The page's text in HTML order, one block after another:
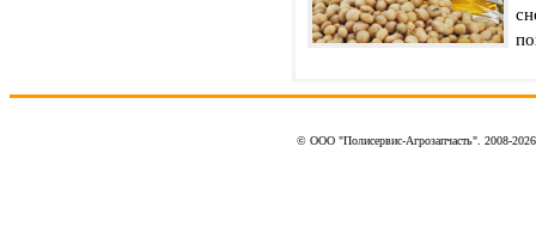
© ООО "Полисервис-Агрозапчасть". 2008-